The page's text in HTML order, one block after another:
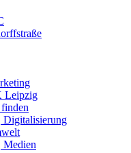
Leipzig
Digitalisierung
Medien